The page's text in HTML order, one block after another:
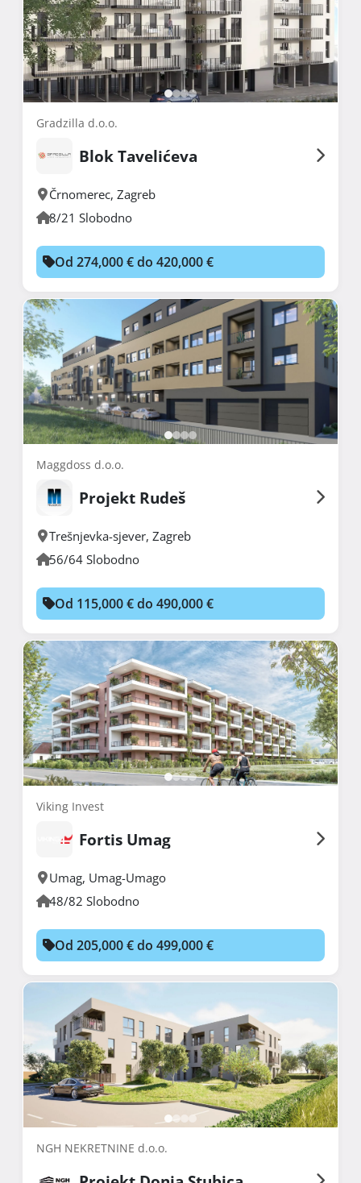
Gradzilla d.o.o.
Blok Tavelićeva
Črnomerec, Zagreb
8/21 Slobodno
Od 274,000 € do 420,000 €
Maggdoss d.o.o.
Projekt Rudeš
Trešnjevka-sjever, Zagreb
56/64 Slobodno
Od 115,000 € do 490,000 €
Viking Invest
Fortis Umag
Umag, Umag-Umago
48/82 Slobodno
Od 205,000 € do 499,000 €
NGH NEKRETNINE d.o.o.